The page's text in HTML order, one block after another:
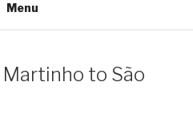
Menu
to São